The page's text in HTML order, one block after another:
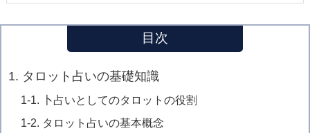
目次
1. タロット占いの基礎知識
1-1. 卜占いとしてのタロットの役割
1-2. タロット占いの基本概念